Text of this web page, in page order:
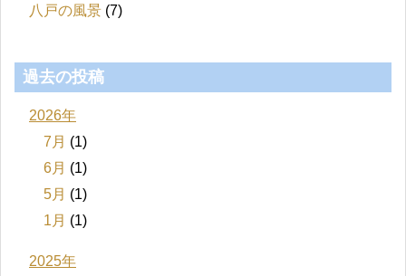
八戸の風景 (7)
過去の投稿
2026年
7月 (1)
6月 (1)
5月 (1)
1月 (1)
2025年